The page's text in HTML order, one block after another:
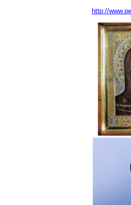
http://